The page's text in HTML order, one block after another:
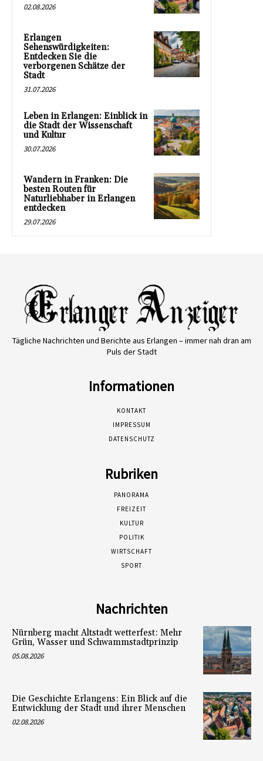
02.08.2026
Erlangen
Sehenswürdigkeiten:
Entdecken Sie die
verborgenen Schätze der
Stadt
31.07.2026
Leben in Erlangen: Einblick in
die Stadt der Wissenschaft
und Kultur
30.07.2026
Wandern in Franken: Die
besten Routen für
Naturliebhaber in Erlangen
entdecken
29.07.2026
Tägliche Nachrichten und Berichte aus Erlangen – immer nah dran am
Puls der Stadt
Informationen
KONTAKT
IMPRESSUM
DATENSCHUTZ
Rubriken
PANORAMA
FREIZEIT
KULTUR
POLITIK
WIRTSCHAFT
SPORT
Nachrichten
Nürnberg macht Altstadt wetterfest: Mehr
Grün, Wasser und Schwammstadtprinzip
05.08.2026
Die Geschichte Erlangens: Ein Blick auf die
Entwicklung der Stadt und ihrer Menschen
02.08.2026